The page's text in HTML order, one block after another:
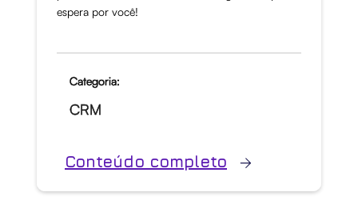
espera por você!
Categoria:
CRM
Conteúdo completo